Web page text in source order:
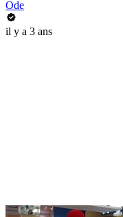
Ode
il y a 3 ans